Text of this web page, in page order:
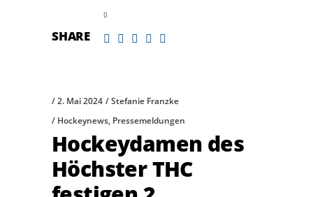
SHARE
2. Mai 2024
Stefanie Franzke
Hockeynews, Pressemeldungen
Hockeydamen des
Höchster THC